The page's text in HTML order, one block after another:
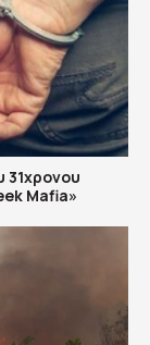
31χρονου
Mafia»